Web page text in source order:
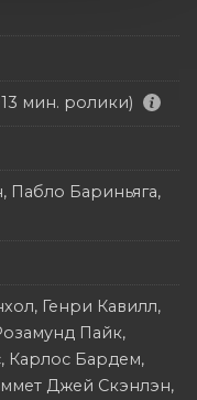
мин. ролики)
Пабло Бариньяга,
Генри Кавилл,
Пайк,
Карлос Бардем,
Джей Скэнлэн,